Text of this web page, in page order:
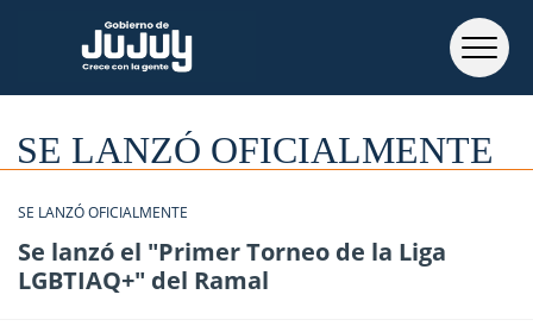
SE LANZÓ OFICIALMENTE
SE LANZÓ OFICIALMENTE
Se lanzó el "Primer Torneo de la Liga
LGBTIAQ+" del Ramal